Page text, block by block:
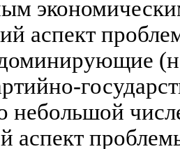
аспект
небольшой
аспект